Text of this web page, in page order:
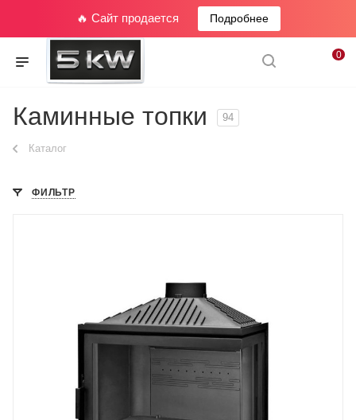
🔥 Сайт продается Подробнее
0
Каминные топки 94
Каталог
ФИЛЬТР